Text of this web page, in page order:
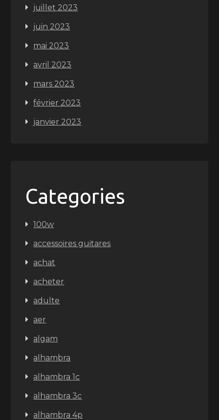
juillet 2023
juin 2023
mai 2023
avril 2023
mars 2023
février 2023
janvier 2023
Categories
100w
accessoires guitares
achat
acheter
adulte
aer
algam
alhambra
alhambra 1c
alhambra 3c
alhambra 4p